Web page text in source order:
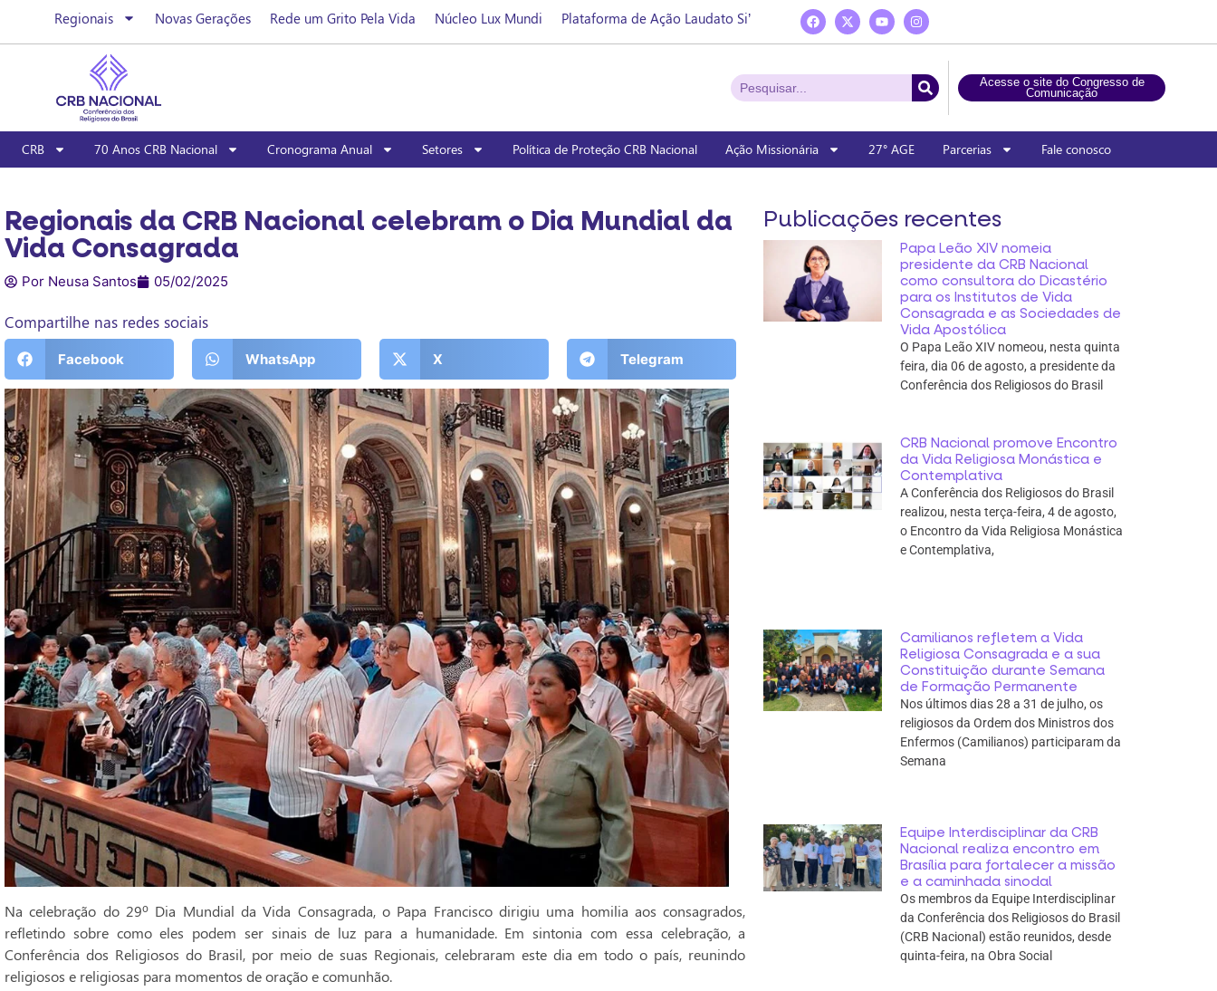
Regionais Novas Gerações Rede um Grito Pela Vida Núcleo Lux Mundi Plataforma de Ação Laudato Si’
Acesse o site do Congresso de
Comunicação
CRB 70 Anos CRB Nacional Cronograma Anual Setores Política de Proteção CRB Nacional Ação Missionária 27° AGE Parcerias Fale conosco
Regionais da CRB Nacional celebram o Dia Mundial da
Vida Consagrada
Por Neusa Santos 05/02/2025
Compartilhe nas redes sociais
Facebook WhatsApp X Telegram
Na celebração do 29º Dia Mundial da Vida Consagrada, o Papa Francisco dirigiu uma homilia aos consagrados,
refletindo sobre como eles podem ser sinais de luz para a humanidade. Em sintonia com essa celebração, a
Conferência dos Religiosos do Brasil, por meio de suas Regionais, celebraram este dia em todo o país, reunindo
religiosos e religiosas para momentos de oração e comunhão.
Publicações recentes
Papa Leão XIV nomeia
presidente da CRB Nacional
como consultora do Dicastério
para os Institutos de Vida
Consagrada e as Sociedades de
Vida Apostólica
O Papa Leão XIV nomeou, nesta quinta
feira, dia 06 de agosto, a presidente da
Conferência dos Religiosos do Brasil
CRB Nacional promove Encontro
da Vida Religiosa Monástica e
Contemplativa
A Conferência dos Religiosos do Brasil
realizou, nesta terça-feira, 4 de agosto,
o Encontro da Vida Religiosa Monástica
e Contemplativa,
Camilianos refletem a Vida
Religiosa Consagrada e a sua
Constituição durante Semana
de Formação Permanente
Nos últimos dias 28 a 31 de julho, os
religiosos da Ordem dos Ministros dos
Enfermos (Camilianos) participaram da
Semana
Equipe Interdisciplinar da CRB
Nacional realiza encontro em
Brasília para fortalecer a missão
e a caminhada sinodal
Os membros da Equipe Interdisciplinar
da Conferência dos Religiosos do Brasil
(CRB Nacional) estão reunidos, desde
quinta-feira, na Obra Social